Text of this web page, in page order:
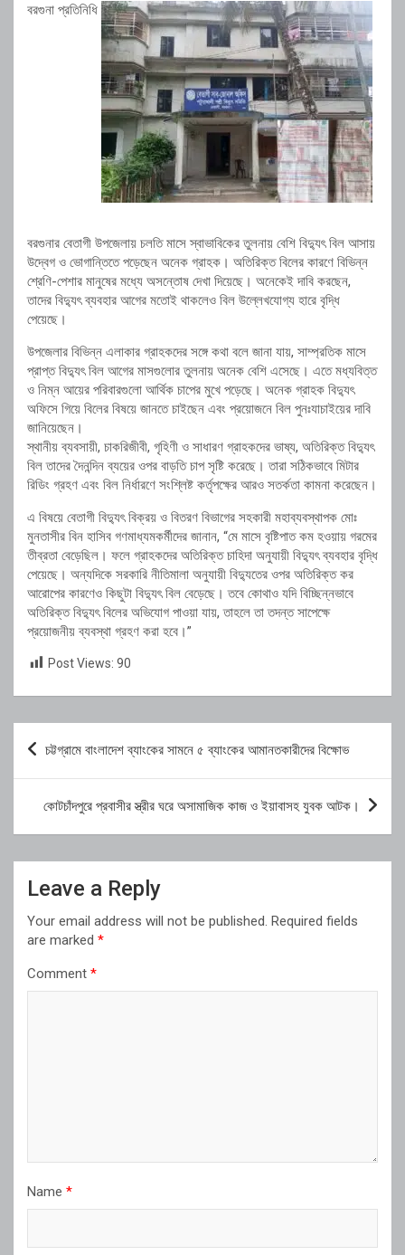
বরগুনা প্রতিনিধি
বরগুনার বেতাগী উপজেলায় চলতি মাসে স্বাভাবিকের তুলনায় বেশি বিদ্যুৎ বিল আসায়
উদ্বেগ ও ভোগান্তিতে পড়েছেন অনেক গ্রাহক। অতিরিক্ত বিলের কারণে বিভিন্ন
শ্রেণি-পেশার মানুষের মধ্যে অসন্তোষ দেখা দিয়েছে। অনেকেই দাবি করছেন,
তাদের বিদ্যুৎ ব্যবহার আগের মতোই থাকলেও বিল উল্লেখযোগ্য হারে বৃদ্ধি
পেয়েছে।
উপজেলার বিভিন্ন এলাকার গ্রাহকদের সঙ্গে কথা বলে জানা যায়, সাম্প্রতিক মাসে
প্রাপ্ত বিদ্যুৎ বিল আগের মাসগুলোর তুলনায় অনেক বেশি এসেছে। এতে মধ্যবিত্ত
ও নিম্ন আয়ের পরিবারগুলো আর্থিক চাপের মুখে পড়েছে। অনেক গ্রাহক বিদ্যুৎ
অফিসে গিয়ে বিলের বিষয়ে জানতে চাইছেন এবং প্রয়োজনে বিল পুনঃযাচাইয়ের দাবি
জানিয়েছেন।
স্থানীয় ব্যবসায়ী, চাকরিজীবী, গৃহিণী ও সাধারণ গ্রাহকদের ভাষ্য, অতিরিক্ত বিদ্যুৎ
বিল তাদের দৈনন্দিন ব্যয়ের ওপর বাড়তি চাপ সৃষ্টি করেছে। তারা সঠিকভাবে মিটার
রিডিং গ্রহণ এবং বিল নির্ধারণে সংশ্লিষ্ট কর্তৃপক্ষের আরও সতর্কতা কামনা করেছেন।
এ বিষয়ে বেতাগী বিদ্যুৎ বিক্রয় ও বিতরণ বিভাগের সহকারী মহাব্যবস্থাপক মোঃ
মুনতাসীর বিন হাসিব গণমাধ্যমকর্মীদের জানান, “মে মাসে বৃষ্টিপাত কম হওয়ায় গরমের
তীব্রতা বেড়েছিল। ফলে গ্রাহকদের অতিরিক্ত চাহিদা অনুযায়ী বিদ্যুৎ ব্যবহার বৃদ্ধি
পেয়েছে। অন্যদিকে সরকারি নীতিমালা অনুযায়ী বিদ্যুতের ওপর অতিরিক্ত কর
আরোপের কারণেও কিছুটা বিদ্যুৎ বিল বেড়েছে। তবে কোথাও যদি বিচ্ছিন্নভাবে
অতিরিক্ত বিদ্যুৎ বিলের অভিযোগ পাওয়া যায়, তাহলে তা তদন্ত সাপেক্ষে
প্রয়োজনীয় ব্যবস্থা গ্রহণ করা হবে।”
Post Views: 90
Post
navigation
চট্টগ্রামে বাংলাদেশ ব্যাংকের সামনে ৫ ব্যাংকের আমানতকারীদের বিক্ষোভ
কোটচাঁদপুরে প্রবাসীর স্ত্রীর ঘরে অসামাজিক কাজ ও ইয়াবাসহ যুবক আটক।
Leave a Reply
Your email address will not be published. Required fields
are marked *
Comment *
Name *